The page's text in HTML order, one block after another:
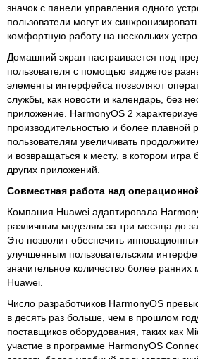
значок с панели управления одного
пользователи могут их
комфортную работу на нескольких
Домашний экран настраивается под
пользователя с помощью виджетов
элементы интерфейса позволяют
службы, как новости и календарь, без
приложение. HarmonyOS 2
производительностью и более плавной
пользователям увеличивать
и возвращаться к месту, в котором
других приложений.
Совместная работа над
Компания Huawei адаптировала
различным моделям за три месяца до
Это позволит обеспечить
улучшенным пользовательским
значительное количество более ранних
Huawei.
Число разработчиков HarmonyOS
в десять раз больше, чем в прошлом
поставщиков оборудования, таких как
участие в программе HarmonyOS